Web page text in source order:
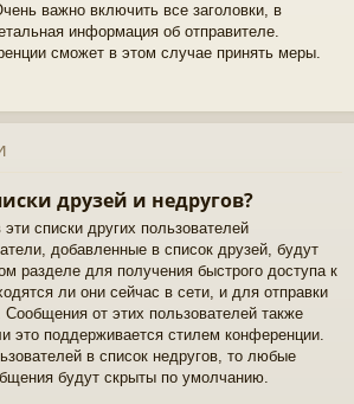
важно включить все заголовки, в
информация об отправителе.
сможет в этом случае принять меры.
друзей и недругов?
списки других пользователей
добавленные в список друзей, будут
разделе для получения быстрого доступа к
ли они сейчас в сети, и для отправки
от этих пользователей также
это поддерживается стилем конференции.
в список недругов, то любые
будут скрыты по умолчанию.